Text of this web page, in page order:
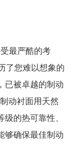
最严酷的考
了您难以想象的
已被卓越的制动
动衬面用天然
的热可靠性、
够确保最佳制动